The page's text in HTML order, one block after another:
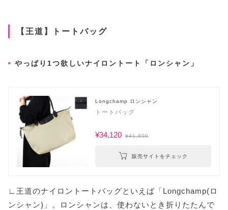
【王道】トートバッグ
やっぱり1つ欲しいナイロントート「ロンシャン」
Longchamp ロンシャン
トートバッグ
¥34,120 ¥41,800
販売サイトをチェック
∟王道のナイロントートバッグといえば「Longchamp(ロ
ンシャン)」。ロンシャンは、使わないとき折りたたんで